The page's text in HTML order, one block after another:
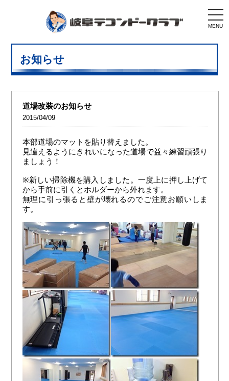
MENU
お知らせ
道場改装のお知らせ
2015/04/09
本部道場のマットを貼り替えました。
見違えるようにきれいになった道場で益々練習頑張り
ましょう！
※新しい掃除機を購入しました。一度上に押し上げて
から手前に引くとホルダーから外れます。
無理に引っ張ると壁が壊れるのでご注意お願いしま
す。